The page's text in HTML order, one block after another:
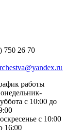
750 26 70
работы
с 10:00 до
с 10:00
16:00